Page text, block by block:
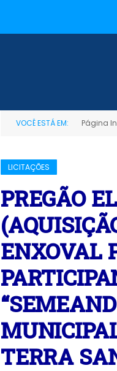
VOCÊ ESTÁ EM: Página
LICITAÇÕES
PREGÃO
ENXOVAL
TERRA